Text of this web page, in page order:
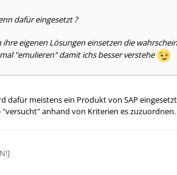
dafür eingesetzt ?
eigenen Lösungen einsetzen die
"emulieren" damit ichs besser verstehe
dafür meistens ein Produkt von SAP
anhand von Kriterien es